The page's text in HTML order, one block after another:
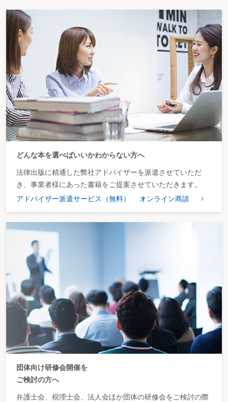
どんな本を選べばいいかわからない方へ
法律出版に精通した弊社アドバイザーを派遣させていただ
き、事業者様にあった書籍をご提案させていただきます。
アドバイザー派遣サービス（無料）
オンライン商談
団体向け研修会開催を
ご検討の方へ
弁護士会、税理士会、法人会ほか団体の研修会をご検討の際